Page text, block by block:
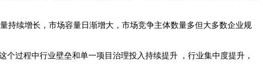
持续增长，市场容量日渐增大，市场竞争主体数量多但大多数企业规
过程中行业壁垒和单一项目治理投入持续提升 ，行业集中度提升，